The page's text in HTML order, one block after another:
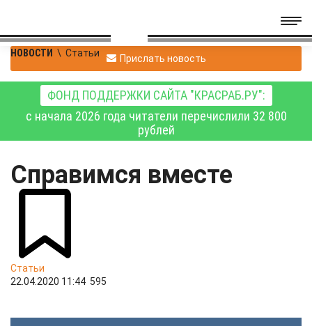
НОВОСТИ \ Статьи Прислать новость
ФОНД ПОДДЕРЖКИ САЙТА "КРАСРАБ.РУ":
с начала 2026 года читатели перечислили 32 800
рублей
Справимся вместе
Статьи
22.04.2020 11:44 595